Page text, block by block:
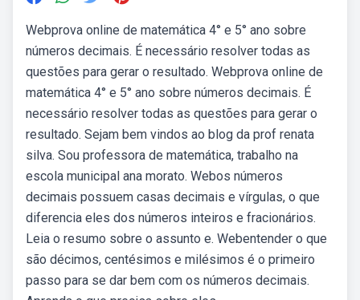
Webprova online de matemática 4° e 5° ano sobre
números decimais. É necessário resolver todas as
questões para gerar o resultado. Webprova online de
matemática 4° e 5° ano sobre números decimais. É
necessário resolver todas as questões para gerar o
resultado. Sejam bem vindos ao blog da prof renata
silva. Sou professora de matemática, trabalho na
escola municipal ana morato. Webos números
decimais possuem casas decimais e vírgulas, o que
diferencia eles dos números inteiros e fracionários.
Leia o resumo sobre o assunto e. Webentender o que
são décimos, centésimos e milésimos é o primeiro
passo para se dar bem com os números decimais.